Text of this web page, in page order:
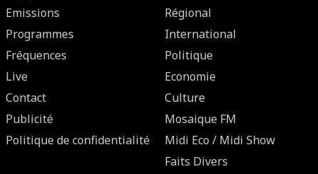
Emissions
Programmes
Fréquences
Live
Contact
Publicité
Politique de confidentialité
Régional
International
Politique
Economie
Culture
Mosaique FM
Midi Eco / Midi Show
Faits Divers